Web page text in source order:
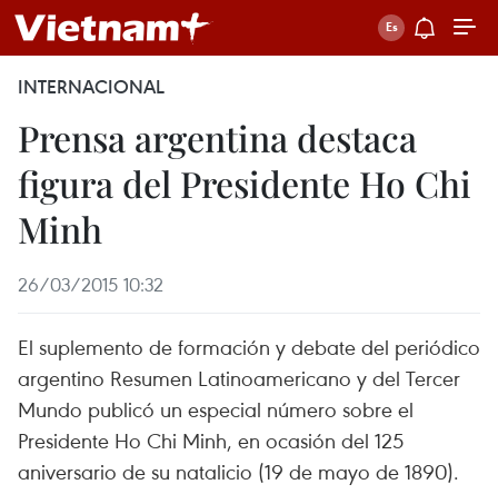
INTERNACIONAL
Prensa argentina destaca
figura del Presidente Ho Chi
Minh
26/03/2015 10:32
El suplemento de formación y debate del periódico
argentino Resumen Latinoamericano y del Tercer
Mundo publicó un especial número sobre el
Presidente Ho Chi Minh, en ocasión del 125
aniversario de su natalicio (19 de mayo de 1890).